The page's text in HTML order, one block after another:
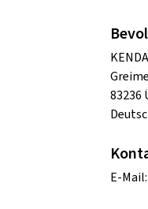
83236
E-Mail: